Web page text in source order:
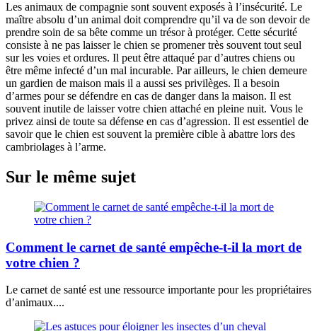
Les animaux de compagnie sont souvent exposés à l’insécurité. Le
maître absolu d’un animal doit comprendre qu’il va de son devoir de
prendre soin de sa bête comme un trésor à protéger. Cette sécurité
consiste à ne pas laisser le chien se promener très souvent tout seul
sur les voies et ordures. Il peut être attaqué par d’autres chiens ou
être même infecté d’un mal incurable. Par ailleurs, le chien demeure
un gardien de maison mais il a aussi ses privilèges. Il a besoin
d’armes pour se défendre en cas de danger dans la maison. Il est
souvent inutile de laisser votre chien attaché en pleine nuit. Vous le
privez ainsi de toute sa défense en cas d’agression. Il est essentiel de
savoir que le chien est souvent la première cible à abattre lors des
cambriolages à l’arme.
Sur le même sujet
Comment le carnet de santé empêche-t-il la mort de
votre chien ?
Le carnet de santé est une ressource importante pour les propriétaires
d’animaux....